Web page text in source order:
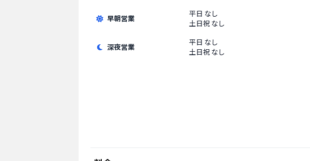
早朝営業 平日 なし
土日祝 なし
深夜営業 平日 なし
土日祝 なし